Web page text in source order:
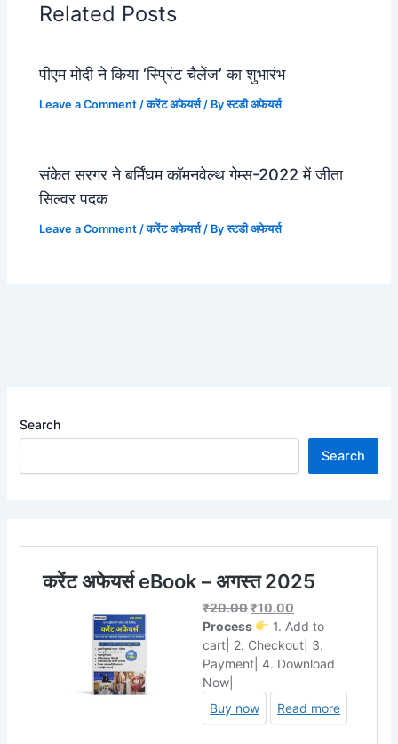
Related Posts
पीएम मोदी ने किया ‘स्प्रिंट चैलेंज’ का शुभारंभ
Leave a Comment /करेंट अफेयर्स/ Byस्टडी अफेयर्स
संकेत सरगर ने बर्मिंघम कॉमनवेल्थ गेम्स-2022 में जीता
सिल्वर पदक
Leave a Comment /करेंट अफेयर्स/ Byस्टडी अफेयर्स
Search
Search